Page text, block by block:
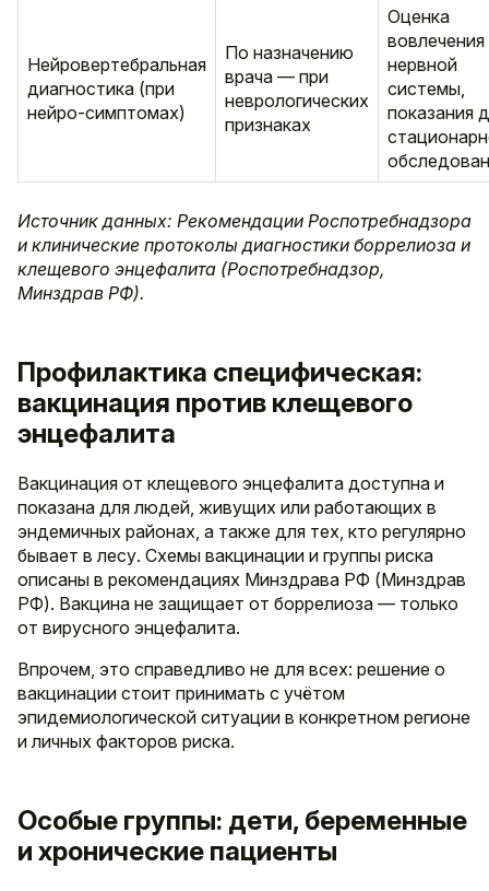
Нейровертебральная
диагностика (при
нейро-симптомах)
По назначению
врача — при
неврологических
признаках
Оценка
вовлечения
нервной
системы,
показания
Источник данных: Рекомендации Роспотребнадзора
и клинические протоколы диагностики боррелиоза и
клещевого энцефалита (Роспотребнадзор,
Минздрав РФ).
Профилактика специфическая:
вакцинация против клещевого
энцефалита
Вакцинация от клещевого энцефалита доступна и
показана для людей, живущих или работающих в
эндемичных районах, а также для тех, кто регулярно
бывает в лесу. Схемы вакцинации и группы риска
описаны в рекомендациях Минздрава РФ (Минздрав
РФ). Вакцина не защищает от боррелиоза — только
от вирусного энцефалита.
Впрочем, это справедливо не для всех: решение о
вакцинации стоит принимать с учётом
эпидемиологической ситуации в конкретном регионе
и личных факторов риска.
Особые группы: дети, беременные
и хронические пациенты